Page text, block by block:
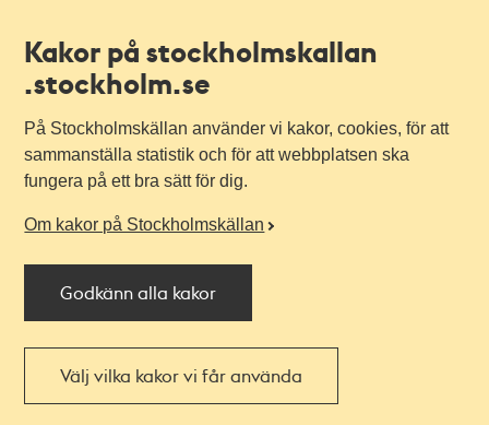
Kakor på stockholmskallan
.stockholm.se
På Stockholmskällan använder vi kakor, cookies, för att
sammanställa statistik och för att webbplatsen ska
fungera på ett bra sätt för dig.
Om kakor på Stockholmskällan
Godkänn alla kakor
Välj vilka kakor vi får använda